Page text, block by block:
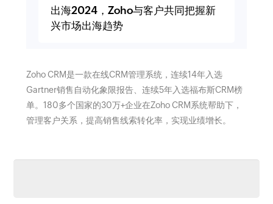
出海2024，Zoho与客户共同把握新
兴市场出海趋势
Zoho CRM是一款在线CRM管理系统，连续14年入选
Gartner销售自动化象限报告、连续5年入选福布斯CRM榜
单。180多个国家的30万+企业在Zoho CRM系统帮助下，
管理客户关系，提高销售线索转化率，实现业绩增长。